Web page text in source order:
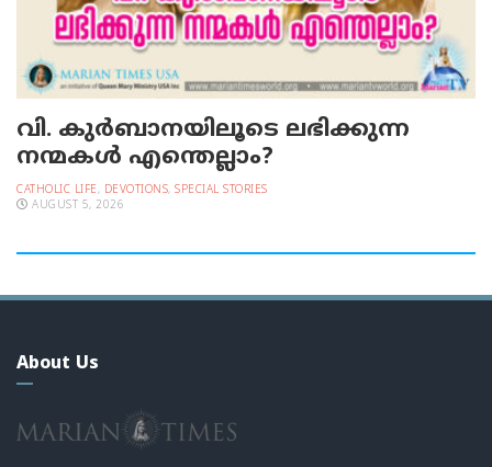
വി. കുര്‍ബാനയിലൂടെ ലഭിക്കുന്ന
നന്മകള്‍ എന്തെല്ലാം?
CATHOLIC LIFE, DEVOTIONS, SPECIAL STORIES
AUGUST 5, 2026
About Us